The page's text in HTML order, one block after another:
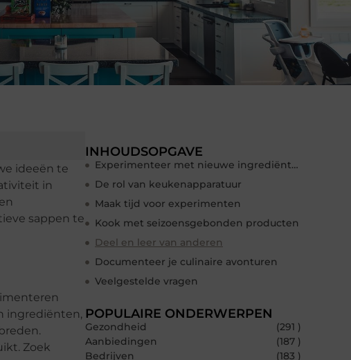
ideeën te
in
sappen te
ingrediënten,
Zoek
INHOUDSOPGAVE
Experimenteer met nieuwe ingrediënten
De rol van keukenapparatuur
Maak tijd voor experimenten
Kook met seizoensgebonden producten
Deel en leer van anderen
Documenteer je culinaire avonturen
Veelgestelde vragen
POPULAIRE ONDERWERPEN
Gezondheid
(291 )
Aanbiedingen
(187 )
Bedrijven
(183 )